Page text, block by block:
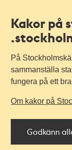
Kakor på
På
sammanställa
fungera på ett
Om kakor på
Godkänn